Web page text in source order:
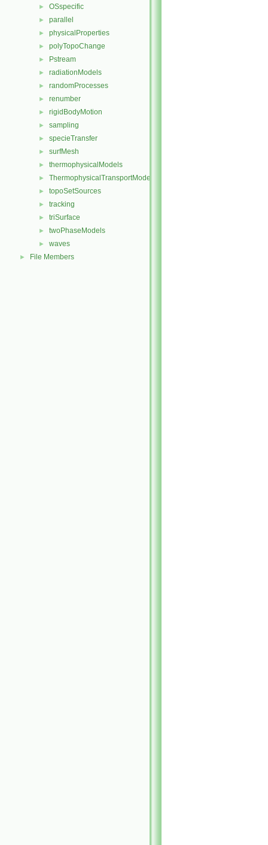
► OSspecific
► parallel
► physicalProperties
► polyTopoChange
► Pstream
► radiationModels
► randomProcesses
► renumber
► rigidBodyMotion
► sampling
► specieTransfer
► surfMesh
► thermophysicalModels
► ThermophysicalTransportModels
► topoSetSources
► tracking
► triSurface
► twoPhaseModels
► waves
► File Members